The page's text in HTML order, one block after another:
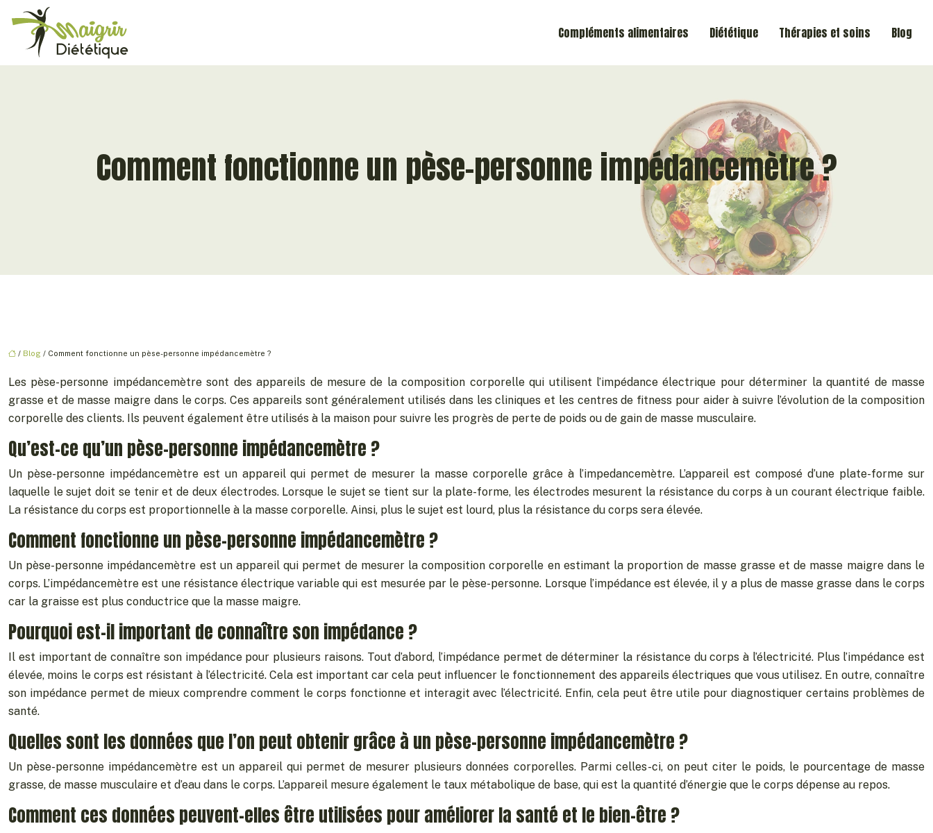
Compléments alimentaires Diététique Thérapies et soins Blog
Comment fonctionne un pèse-personne impédancemètre ?
/ Blog / Comment fonctionne un pèse-personne impédancemètre ?
Les pèse-personne impédancemètre sont des appareils de mesure de la composition corporelle qui utilisent l’impédance électrique pour déterminer la quantité de masse
grasse et de masse maigre dans le corps. Ces appareils sont généralement utilisés dans les cliniques et les centres de fitness pour aider à suivre l’évolution de la composition
corporelle des clients. Ils peuvent également être utilisés à la maison pour suivre les progrès de perte de poids ou de gain de masse musculaire.
Qu’est-ce qu’un pèse-personne impédancemètre ?
Un pèse-personne impédancemètre est un appareil qui permet de mesurer la masse corporelle grâce à l’impedancemètre. L’appareil est composé d’une plate-forme sur
laquelle le sujet doit se tenir et de deux électrodes. Lorsque le sujet se tient sur la plate-forme, les électrodes mesurent la résistance du corps à un courant électrique faible.
La résistance du corps est proportionnelle à la masse corporelle. Ainsi, plus le sujet est lourd, plus la résistance du corps sera élevée.
Comment fonctionne un pèse-personne impédancemètre ?
Un pèse-personne impédancemètre est un appareil qui permet de mesurer la composition corporelle en estimant la proportion de masse grasse et de masse maigre dans le
corps. L’impédancemètre est une résistance électrique variable qui est mesurée par le pèse-personne. Lorsque l’impédance est élevée, il y a plus de masse grasse dans le corps
car la graisse est plus conductrice que la masse maigre.
Pourquoi est-il important de connaître son impédance ?
Il est important de connaître son impédance pour plusieurs raisons. Tout d’abord, l’impédance permet de déterminer la résistance du corps à l’électricité. Plus l’impédance est
élevée, moins le corps est résistant à l’électricité. Cela est important car cela peut influencer le fonctionnement des appareils électriques que vous utilisez. En outre, connaître
son impédance permet de mieux comprendre comment le corps fonctionne et interagit avec l’électricité. Enfin, cela peut être utile pour diagnostiquer certains problèmes de
santé.
Quelles sont les données que l’on peut obtenir grâce à un pèse-personne impédancemètre ?
Un pèse-personne impédancemètre est un appareil qui permet de mesurer plusieurs données corporelles. Parmi celles-ci, on peut citer le poids, le pourcentage de masse
grasse, de masse musculaire et d’eau dans le corps. L’appareil mesure également le taux métabolique de base, qui est la quantité d’énergie que le corps dépense au repos.
Comment ces données peuvent-elles être utilisées pour améliorer la santé et le bien-être ?